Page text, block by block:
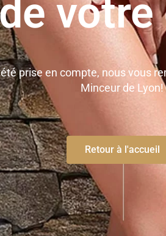
prise en compte, nous vous
Minceur de Lyon!
Retour à l'accueil